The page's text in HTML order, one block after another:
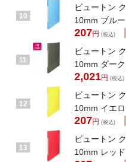
10
ビュートン
10mm ブルー
207円 (税込)
11
ビュートン
10mm ダー
2,021円 (税込)
12
ビュートン
10mm イエ
207円 (税込)
13
ビュートン
10mm レッド